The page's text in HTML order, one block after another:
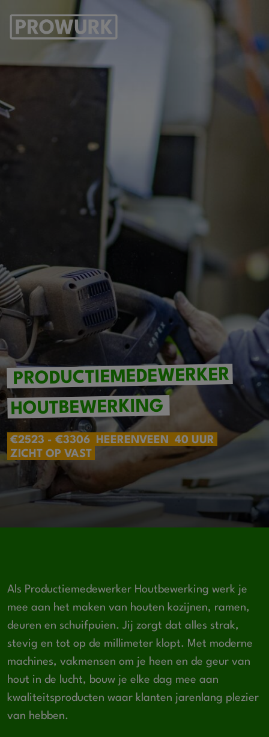
PRODUCTIEMEDEWERKER
HOUTBEWERKING
€2523 - €3306 HEERENVEEN
40 UUR
ZICHT OP VAST
Als Productiemedewerker Houtbewerking werk je
mee aan het maken van houten kozijnen, ramen,
deuren en schuifpuien. Jij zorgt dat alles strak,
stevig en tot op de millimeter klopt. Met moderne
machines, vakmensen om je heen en de geur van
hout in de lucht, bouw je elke dag mee aan
kwaliteitsproducten waar klanten jarenlang plezier
van hebben.